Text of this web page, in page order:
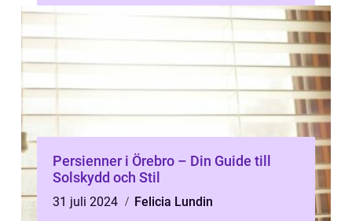
Persienner i Örebro – Din Guide till
Solskydd och Stil
31 juli 2024
Felicia Lundin